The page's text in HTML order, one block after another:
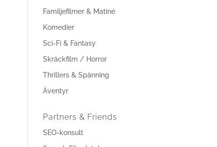
Familjefilmer & Matiné
Komedier
Sci-Fi & Fantasy
Skräckfilm / Horror
Thrillers & Spänning
Äventyr
Partners & Friends
SEO-konsult